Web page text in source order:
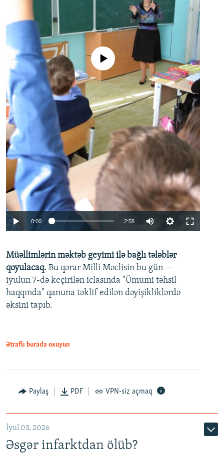
Auto 240p 360p 480p
720p 1080p
No media source currently available
0:00 2:58
360p
480p
720p
Müəllimlərin məktəb geyimi ilə bağlı tələblər
qoyulacaq. Bu qərar Milli Məclisin bu gün —
iyulun 7-də keçirilən iclasında "Ümumi təhsil
haqqında" qanuna təklif edilən dəyişikliklərdə
əksini tapıb.
Ətraflı burada oxuyun
Paylaş PDF VPN-siz açmaq
İyul 03, 2026
Əsgər infarktdan ölüb?